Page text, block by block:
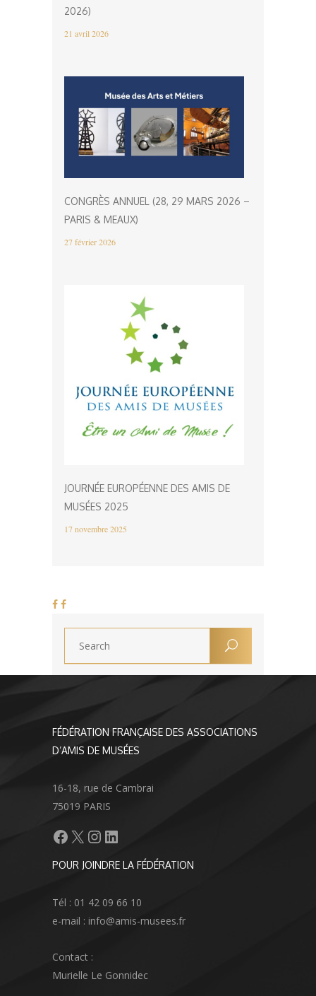
2026)
21 avril 2026
CONGRÈS ANNUEL (28, 29 MARS 2026 –
PARIS & MEAUX)
27 février 2026
JOURNÉE EUROPÉENNE DES AMIS DE
MUSÉES 2025
17 novembre 2025
FÉDÉRATION FRANÇAISE DES ASSOCIATIONS
D’AMIS DE MUSÉES
16-18, rue de Cambrai
75019 PARIS
Facebook
X Instagram
LinkedIn
POUR JOINDRE LA FÉDÉRATION
Tél : 01 42 09 66 10
e-mail : info@amis-musees.fr
Contact :
Murielle Le Gonnidec